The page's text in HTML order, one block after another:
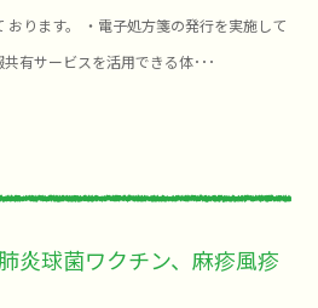
おります。 ・電子処方箋の発行を実施して
有サービスを活用できる体･･･
炎球菌ワクチン、麻疹風疹